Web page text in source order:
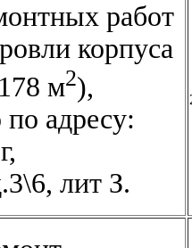
работ
корпуса
м2),
адресу:
лит З.